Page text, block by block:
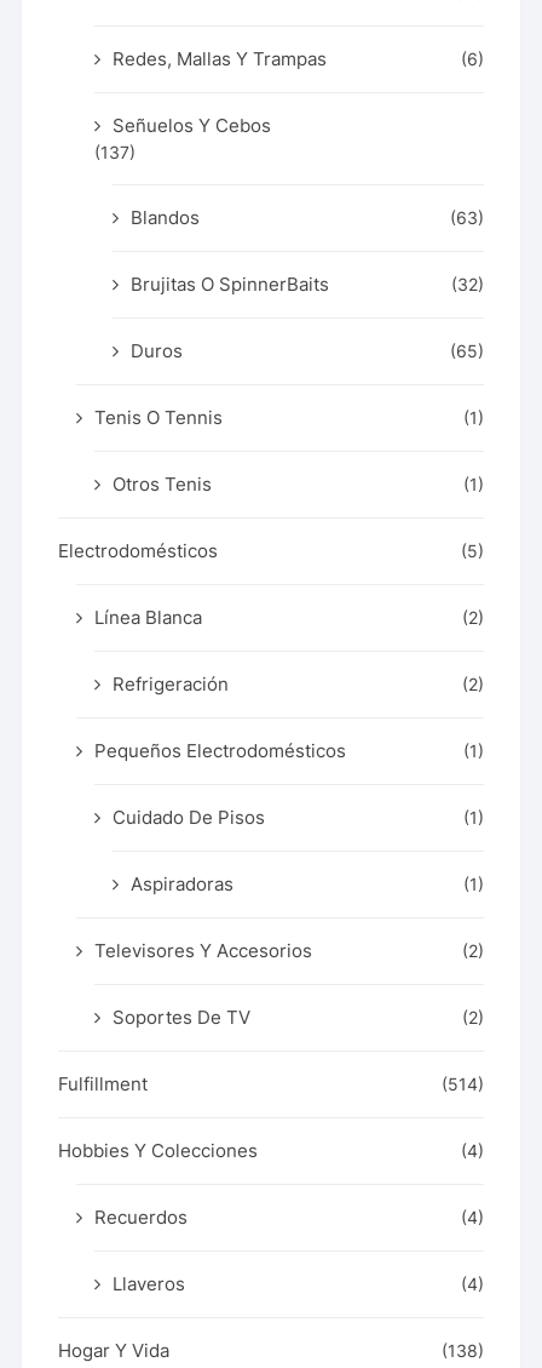
Redes, Mallas Y Trampas (6)
Señuelos Y Cebos
(137)
Blandos (63)
Brujitas O SpinnerBaits (32)
Duros (65)
Tenis O Tennis (1)
Otros Tenis (1)
Electrodomésticos (5)
Línea Blanca (2)
Refrigeración (2)
Pequeños Electrodomésticos (1)
Cuidado De Pisos (1)
Aspiradoras (1)
Televisores Y Accesorios (2)
Soportes De TV (2)
Fulfillment (514)
Hobbies Y Colecciones (4)
Recuerdos (4)
Llaveros (4)
Hogar Y Vida (138)